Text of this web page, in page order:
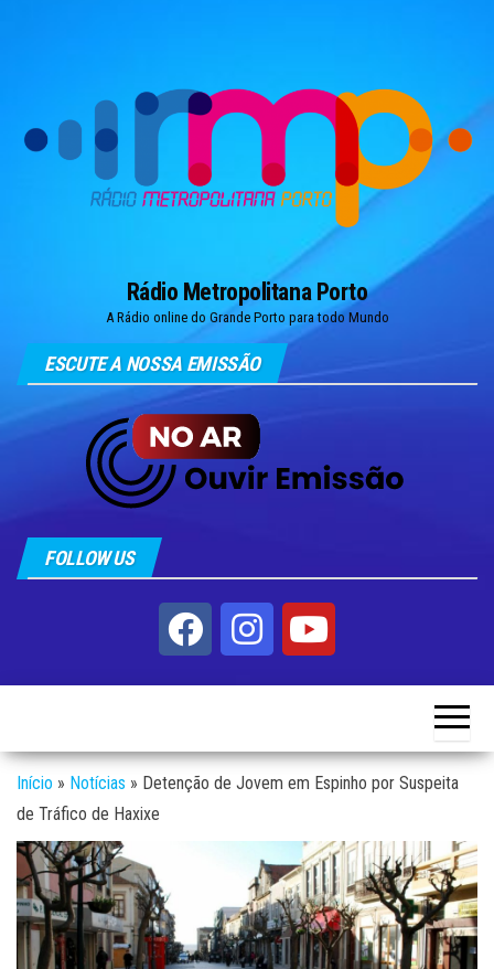
Rádio Metropolitana Porto
A Rádio online do Grande Porto para todo Mundo
ESCUTE A NOSSA EMISSÃO
FOLLOW US
Início » Notícias » Detenção de Jovem em Espinho por Suspeita
de Tráfico de Haxixe